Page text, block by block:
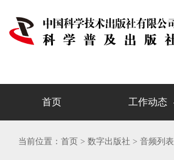
首页 工作动态
当前位置： 首页 > 数字出版社 > 音频列表